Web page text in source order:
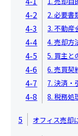
4-2 2. 必要書
4-3 3. 不動産
4-4 4. 売却方
4-5 5. 買主と
4-6 6. 売買契
4-7 7. 決済・
4-8 8. 税務処
5 オフィス売却